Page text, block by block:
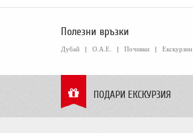
Полезни връзки
Дубай | О.А.Е. | Почивки | Екскурзии
ПОДАРИ ЕКСКУРЗИЯ